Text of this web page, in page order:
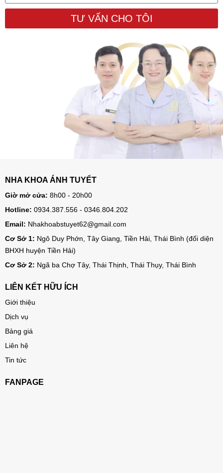
TƯ VẤN CHO TÔI
NHA KHOA ÁNH TUYẾT
Giờ mở cửa: 8h00 - 20h00
Hotline: 0934.387.556 - 0346.804.202
Email: Nhakhoabstuyet62@gmail.com
Cơ Sở 1: Ngô Duy Phớn, Tây Giang, Tiền Hải, Thái Bình (đối diện
BHXH huyện Tiền Hải)
Cơ Sở 2: Ngã ba Chợ Tây, Thái Thịnh, Thái Thụy, Thái Bình
LIÊN KẾT HỮU ÍCH
Giới thiệu
Dịch vụ
Bảng giá
Liên hệ
Tin tức
FANPAGE